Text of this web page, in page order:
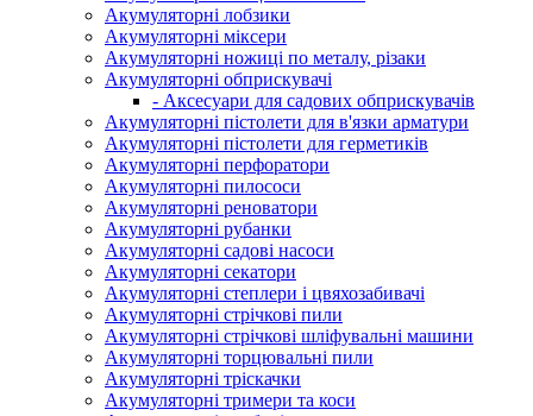
Акумуляторні лобзики
Акумуляторні міксери
Акумуляторні ножиці по металу, різаки
Акумуляторні обприскувачі
- Аксесуари для садових обприскувачів
Акумуляторні пістолети для в'язки арматури
Акумуляторні пістолети для герметиків
Акумуляторні перфоратори
Акумуляторні пилососи
Акумуляторні реноватори
Акумуляторні рубанки
Акумуляторні садові насоси
Акумуляторні секатори
Акумуляторні степлери і цвяхозабивачі
Акумуляторні стрічкові пили
Акумуляторні стрічкові шліфувальні машини
Акумуляторні торцювальні пили
Акумуляторні тріскачки
Акумуляторні тримери та коси